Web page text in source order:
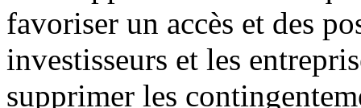
favoriser un accès et des
investisseurs et les
supprimer les